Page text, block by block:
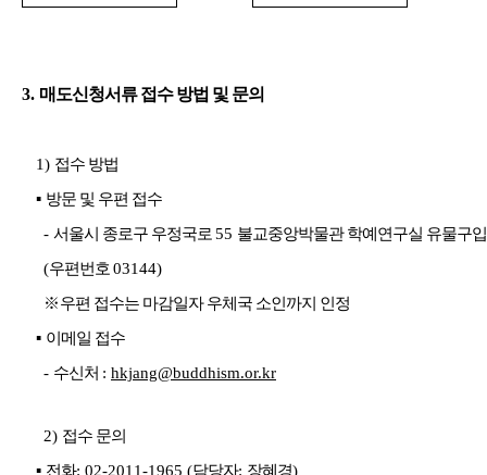
3. 매도신청서류 접수 방법 및 문의
1) 접수 방법
▪ 방문 및 우편 접수
- 서울시 종로구 우정국로 55 불교중앙박물관 학예연구실 유물구
(우편번호 03144)
※우편 접수는 마감일자 우체국 소인까지 인정
▪ 이메일 접수
- 수신처 : hkjang@buddhism.or.kr
2) 접수 문의
▪ 전화: 02-2011-1965 (담당자: 장혜경)